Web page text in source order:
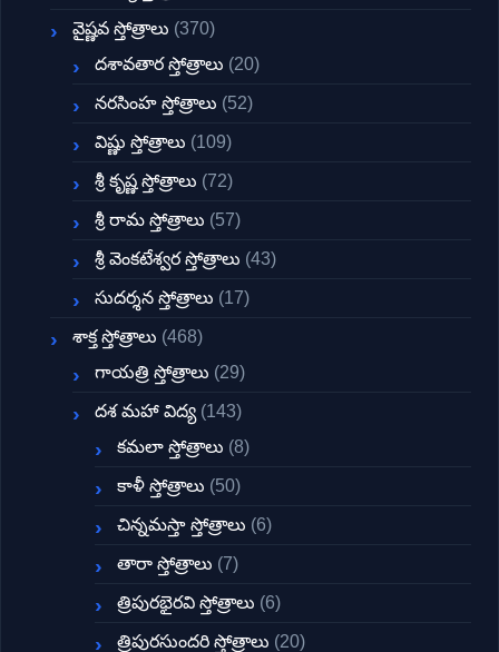
వైష్ణవ స్తోత్రాలు (370)
దశావతార స్తోత్రాలు (20)
నరసింహ స్తోత్రాలు (52)
విష్ణు స్తోత్రాలు (109)
శ్రీ కృష్ణ స్తోత్రాలు (72)
శ్రీ రామ స్తోత్రాలు (57)
శ్రీ వెంకటేశ్వర స్తోత్రాలు (43)
సుదర్శన స్తోత్రాలు (17)
శాక్త స్తోత్రాలు (468)
గాయత్రి స్తోత్రాలు (29)
దశ మహా విద్య (143)
కమలా స్తోత్రాలు (8)
కాళీ స్తోత్రాలు (50)
చిన్నమస్తా స్తోత్రాలు (6)
తారా స్తోత్రాలు (7)
త్రిపురభైరవి స్తోత్రాలు (6)
త్రిపురసుందరి స్తోత్రాలు (20)